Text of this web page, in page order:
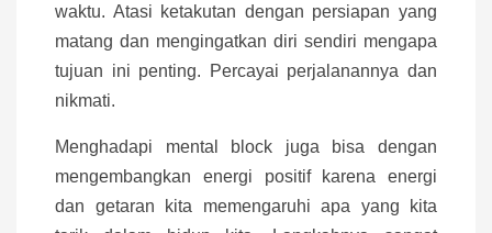
waktu. Atasi ketakutan dengan persiapan yang
matang dan mengingatkan diri sendiri mengapa
tujuan ini penting. Percayai perjalanannya dan
nikmati.
Menghadapi mental block juga bisa dengan
mengembangkan energi positif karena energi
dan getaran kita memengaruhi apa yang kita